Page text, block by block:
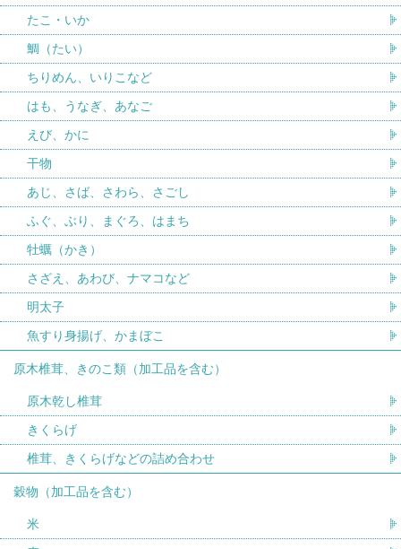
たこ・いか
鯛（たい）
ちりめん、いりこなど
はも、うなぎ、あなご
えび、かに
干物
あじ、さば、さわら、さごし
ふぐ、ぶり、まぐろ、はまち
牡蠣（かき）
さざえ、あわび、ナマコなど
明太子
魚すり身揚げ、かまぼこ
原木椎茸、きのこ類（加工品を含む）
原木乾し椎茸
きくらげ
椎茸、きくらげなどの詰め合わせ
穀物（加工品を含む）
米